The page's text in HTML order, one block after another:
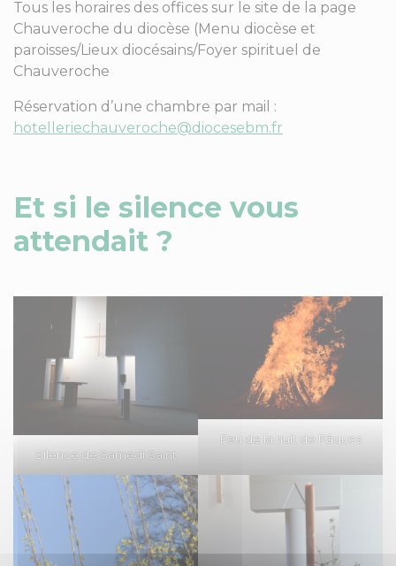
Tous les horaires des offices sur le site de la page
Chauveroche du diocèse (Menu diocèse et
paroisses/Lieux diocésains/Foyer spirituel de
Chauveroche
Réservation d’une chambre par mail :
hotelleriechauveroche@diocesebm.fr
Et si le silence vous
attendait ?
Silence de Samedi Saint
Feu de la nuit de Pâques